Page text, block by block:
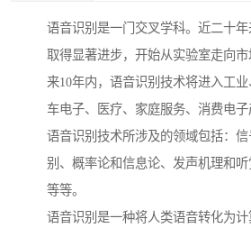
语音识别是一门交叉学科。近二十
取得显著进步，开始从实验室走向
来10年内，语音识别技术将进入工
车电子、医疗、家庭服务、消费电子
语音识别技术所涉及的领域包括：
别、概率论和信息论、发声机理和
等等。
语音识别是一种将人类语音转化为